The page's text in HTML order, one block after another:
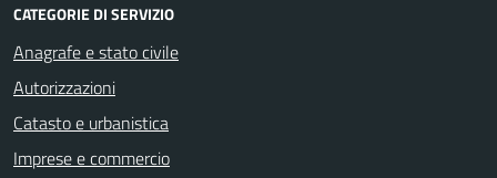
CATEGORIE DI SERVIZIO
Anagrafe e stato civile
Autorizzazioni
Catasto e urbanistica
Imprese e commercio